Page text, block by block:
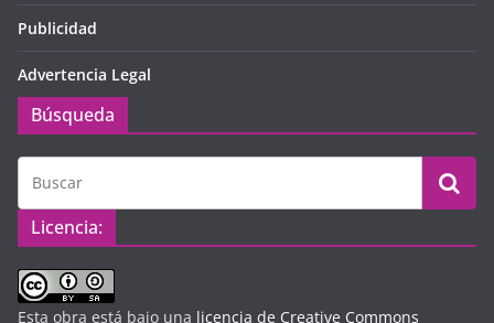
Publicidad
Advertencia Legal
Búsqueda
Licencia:
Esta obra está bajo una licencia de Creative Commons